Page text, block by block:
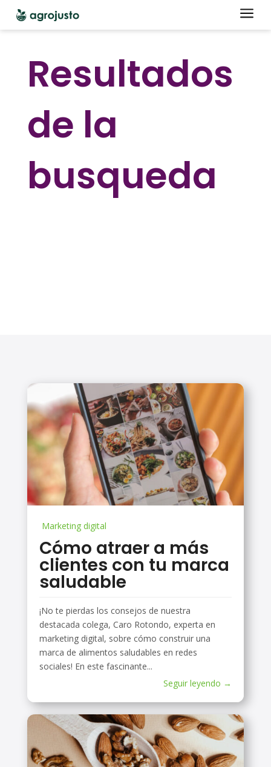
a
Resultados
de la
busqueda
Marketing digital
Cómo atraer a más
clientes con tu marca
saludable
¡No te pierdas los consejos de nuestra
destacada colega, Caro Rotondo, experta en
marketing digital, sobre cómo construir una
marca de alimentos saludables en redes
sociales! En este fascinante...
Seguir leyendo →